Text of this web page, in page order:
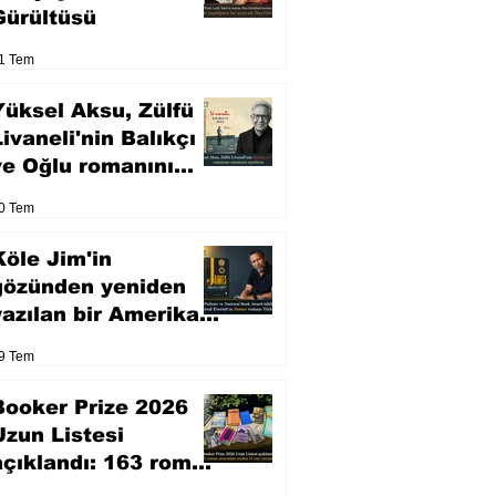
Tem
Aksu, Zülfü
Balıkçı
Oğlu romanını
Tem
Jim'in
yeniden
bir Amerikan
Tem
Prize 2026
Listesi
163 roman